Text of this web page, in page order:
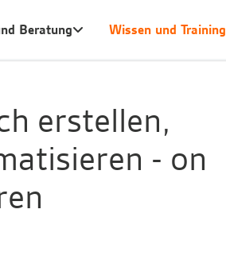
Beratung Wissen und Training
erstellen,
- on